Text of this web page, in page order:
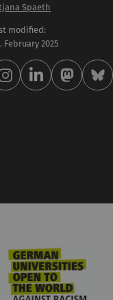
Spaeth
modified:
February 2025